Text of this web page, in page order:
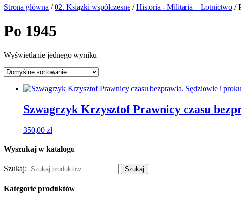
Strona główna /02. Książki współczesne /Historia - Militaria – Lotnictwo /
Po 1945
Wyświetlanie jednego wyniku
Szwagrzyk Krzysztof Prawnicy czasu
350,00 zł
Wyszukaj w katalogu
Szukaj: Szukaj
Kategorie produktów